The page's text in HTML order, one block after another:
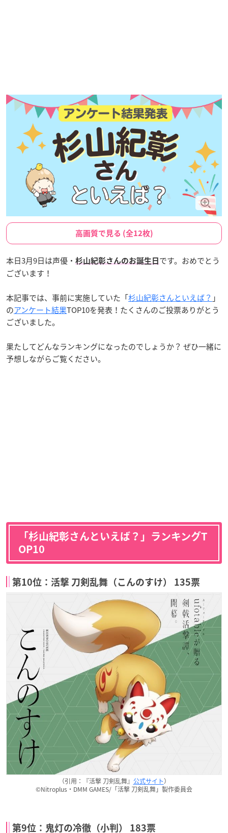
高画質で見る (全12枚)
本日3月9日は声優・ 杉山紀彰さんのお誕生日 です。おめでとう
ございます！
本記事では、事前に実施していた「杉山紀彰さんといえば？ 」
のアンケート結果TOP10を発表！たくさんのご投票ありがとう
ございました。
果たしてどんなランキングになったのでしょうか？ ぜひ一緒に
予想しながらご覧ください。
「杉山紀彰さんといえば？」ランキングT
OP10
第10位：活撃 刀剣乱舞（こんのすけ） 135票
（引用：『活撃 刀剣乱舞』 公式サイト）
©Nitroplus・DMM GAMES/「活撃 刀剣乱舞」製作委員会
第9位：鬼灯の冷徹（小判） 183票